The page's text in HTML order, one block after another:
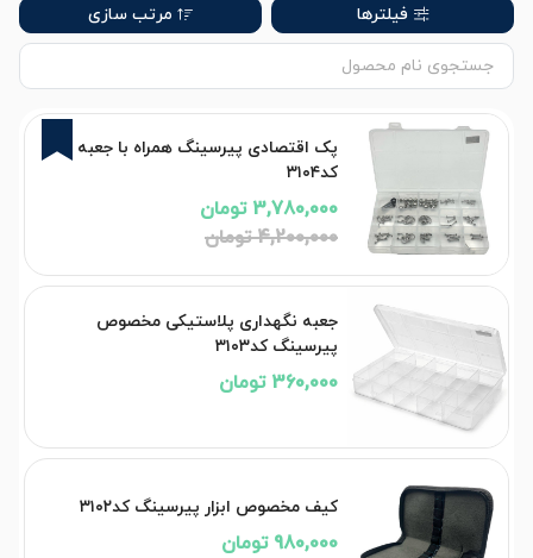
فیلترها مرتب سازی
10%
پک اقتصادی پیرسینگ همراه با جعبه
کد۳۱۰۴
3,780,000 تومان
4,200,000 تومان
جعبه نگهداری پلاستیکی مخصوص
پیرسینگ کد۳۱۰۳
360,000 تومان
کیف مخصوص ابزار پیرسینگ کد۳۱۰۲
980,000 تومان